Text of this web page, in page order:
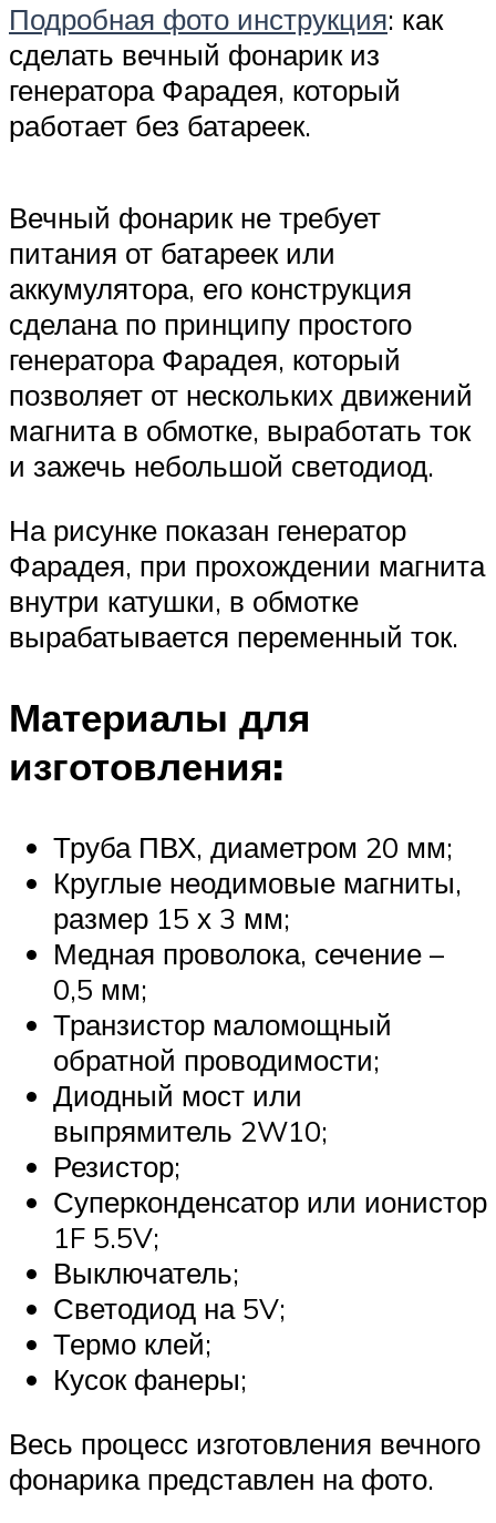
Подробная фото инструкция: как
сделать вечный фонарик из
генератора Фарадея, который
работает без батареек.
Вечный фонарик не требует
питания от батареек или
аккумулятора, его конструкция
сделана по принципу простого
генератора Фарадея, который
позволяет от нескольких движений
магнита в обмотке, выработать ток
и зажечь небольшой светодиод.
На рисунке показан генератор
Фарадея, при прохождении магнита
внутри катушки, в обмотке
вырабатывается переменный ток.
Материалы для
изготовления:
Труба ПВХ, диаметром 20 мм;
Круглые неодимовые магниты,
размер 15 х 3 мм;
Медная проволока, сечение –
0,5 мм;
Транзистор маломощный
обратной проводимости;
Диодный мост или
выпрямитель 2W10;
Резистор;
Суперконденсатор или ионистор
1F 5.5V;
Выключатель;
Светодиод на 5V;
Термо клей;
Кусок фанеры;
Весь процесс изготовления вечного
фонарика представлен на фото.